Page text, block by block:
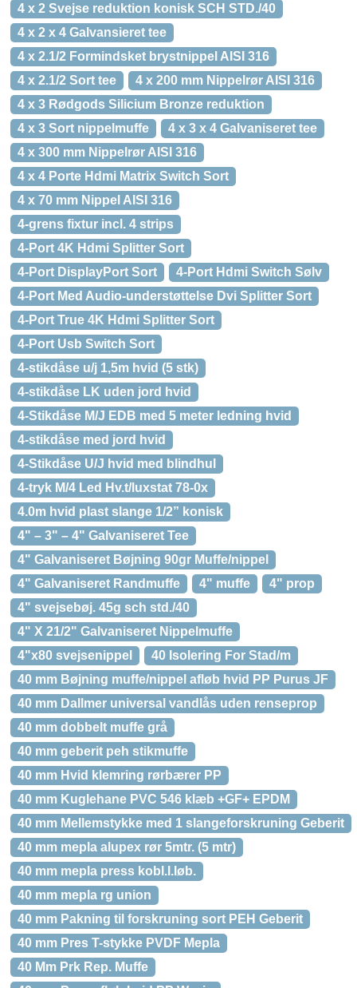
4 x 2 Svejse reduktion konisk SCH STD./40
4 x 2 x 4 Galvansieret tee
4 x 2.1/2 Formindsket brystnippel AISI 316
4 x 2.1/2 Sort tee
4 x 200 mm Nippelrør AISI 316
4 x 3 Rødgods Silicium Bronze reduktion
4 x 3 Sort nippelmuffe
4 x 3 x 4 Galvaniseret tee
4 x 300 mm Nippelrør AISI 316
4 x 4 Porte Hdmi Matrix Switch Sort
4 x 70 mm Nippel AISI 316
4-grens fixtur incl. 4 strips
4-Port 4K Hdmi Splitter Sort
4-Port DisplayPort Sort
4-Port Hdmi Switch Sølv
4-Port Med Audio-understøttelse Dvi Splitter Sort
4-Port True 4K Hdmi Splitter Sort
4-Port Usb Switch Sort
4-stikdåse u/j 1,5m hvid (5 stk)
4-stikdåse LK uden jord hvid
4-Stikdåse M/J EDB med 5 meter ledning hvid
4-stikdåse med jord hvid
4-Stikdåse U/J hvid med blindhul
4-tryk M/4 Led Hv.t/luxstat 78-0x
4.0m hvid plast slange 1/2” konisk
4" – 3" – 4" Galvaniseret Tee
4" Galvaniseret Bøjning 90gr Muffe/nippel
4" Galvaniseret Randmuffe
4" muffe
4" prop
4" svejsebøj. 45g sch std./40
4" X 21/2" Galvaniseret Nippelmuffe
4"x80 svejsenippel
40 Isolering For Stad/m
40 mm Bøjning muffe/nippel afløb hvid PP Purus JF
40 mm Dallmer universal vandlås uden renseprop
40 mm dobbelt muffe grå
40 mm geberit peh stikmuffe
40 mm Hvid klemring rørbærer PP
40 mm Kuglehane PVC 546 klæb +GF+ EPDM
40 mm Mellemstykke med 1 slangeforskruning Geberit
40 mm mepla alupex rør 5mtr. (5 mtr)
40 mm mepla press kobl.l.løb.
40 mm mepla rg union
40 mm Pakning til forskruning sort PEH Geberit
40 mm Pres T-stykke PVDF Mepla
40 Mm Prk Rep. Muffe